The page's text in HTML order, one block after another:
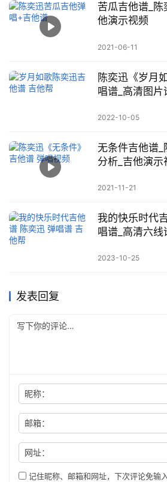
苦瓜吉他谱_陈
他演示视频
2021-06-11
陈奕迅《岁月
唱谱_高清图片
2022-10-05
无条件吉他谱
分析_吉他演示
2021-11-21
我的快乐时代
唱谱_高清六线
2023-10-25
发表回复
昵称：
邮箱：
网址：
记住昵称、邮箱和网址，下次评论免输